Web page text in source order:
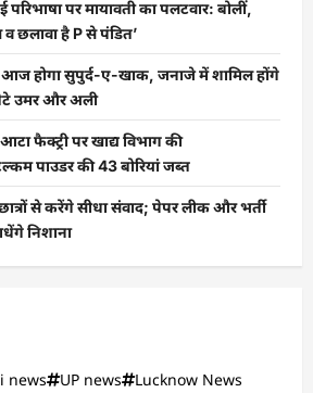
पर मायावती का पलटवार: बोलीं,
छलावा है P से पंडित’
होगा सुपुर्द-ए-खाक, जनाजे में शामिल होंगे
बेटे उमर और अली
फैक्ट्री पर खाद्य विभाग की
पाउडर की 43 बोरियां जब्त
से करेंगे सीधा संवाद; पेपर लीक और भर्ती
निशाना
news UP news
Lucknow News